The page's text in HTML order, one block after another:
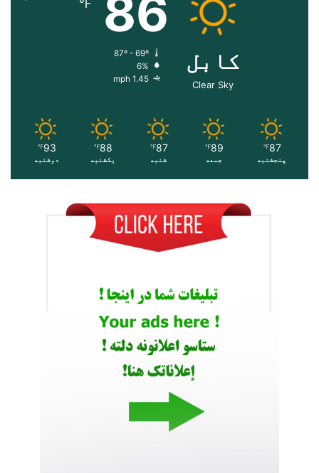
کابل
Clear Sky
86
℉
6%
1.45 mph
87
℉
پنجشنبه
89
℉
جمعه
87
℉
شنبه
88
℉
یکشنبه
93
℉
دوشنبه